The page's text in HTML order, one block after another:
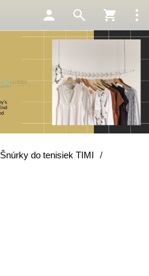
Šnúrky do tenisiek TIMI
/